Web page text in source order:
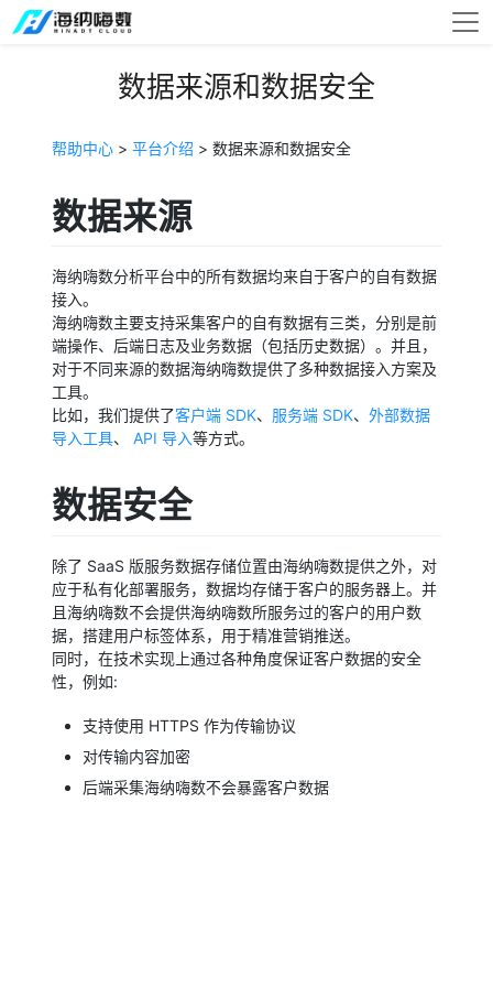
数据来源和数据安全
帮助中心 >平台介绍 > 数据来源和数据安全
数据来源
海纳嗨数分析平台中的所有数据均来自于客户的自有数据
接入。
海纳嗨数主要支持采集客户的自有数据有三类，分别是前
端操作、后端日志及业务数据（包括历史数据）。并且，
对于不同来源的数据海纳嗨数提供了多种数据接入方案及
工具。
比如，我们提供了客户端 SDK、 服务端 SDK、外部数据
导入工具、API 导入等方式。
数据安全
除了 SaaS 版服务数据存储位置由海纳嗨数提供之外，对
应于私有化部署服务，数据均存储于客户的服务器上。并
且海纳嗨数不会提供海纳嗨数所服务过的客户的用户数
据，搭建用户标签体系，用于精准营销推送。
同时，在技术实现上通过各种角度保证客户数据的安全
性，例如:
支持使用 HTTPS 作为传输协议
对传输内容加密
后端采集海纳嗨数不会暴露客户数据